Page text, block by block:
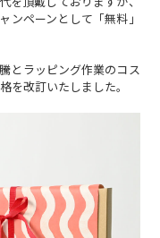
ンペーンとして「無料」
とラッピング作業のコス
を改訂いたしました。